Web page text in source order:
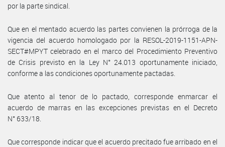
por la parte sindical.
Que en el mentado acuerdo las partes convienen la prórroga de la
vigencia del acuerdo homologado por la RESOL-2019-1151-APN-
SECT#MPYT celebrado en el marco del Procedimiento Preventivo
de Crisis previsto en la Ley N° 24.013 oportunamente iniciado,
conforme a las condiciones oportunamente pactadas.
Que atento al tenor de lo pactado, corresponde enmarcar el
acuerdo de marras en las excepciones previstas en el Decreto
N° 633/18.
Que corresponde indicar que el acuerdo precitado fue arribado en el